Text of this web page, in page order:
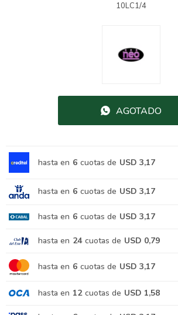
10LC1/4
AGOTADO
hasta en 6 cuotas de USD 3,17
hasta en 6 cuotas de USD 3,17
hasta en 6 cuotas de USD 3,17
hasta en 24 cuotas de USD 0,79
hasta en 6 cuotas de USD 3,17
hasta en 12 cuotas de USD 1,58